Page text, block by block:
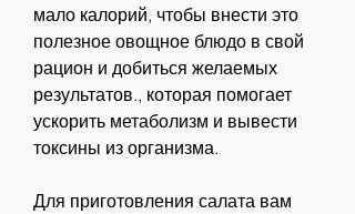
мало калорий, чтобы внести это
полезное овощное блюдо в свой
рацион и добиться желаемых
результатов., которая помогает
ускорить метаболизм и вывести
токсины из организма.
Для приготовления салата вам